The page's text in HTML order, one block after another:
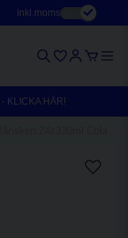
Inkl.moms
KLICKA HÄR!